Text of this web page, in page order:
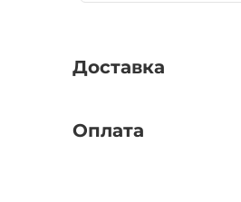
Доставка
Оплата